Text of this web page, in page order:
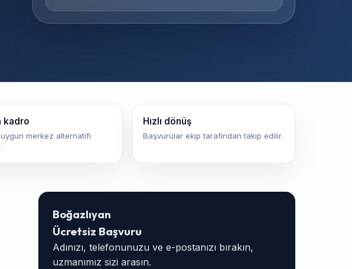
kadro
uygun merkez alternatifi
Hızlı dönüş
Başvurular ekip tarafından takip edilir.
Boğazlıyan
Ücretsiz Başvuru
Adınızı, telefonunuzu ve e-postanızı bırakın,
uzmanımız sizi arasın.